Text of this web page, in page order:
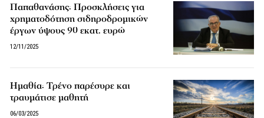
Παπαθανάσης: Προσκλήσεις για
χρηματοδότηση σιδηροδρομικών
έργων ύψους 90 εκατ. ευρώ
12/11/2025
Ημαθία: Τρένο παρέσυρε και
τραυμάτισε μαθητή
06/03/2025